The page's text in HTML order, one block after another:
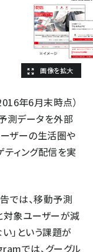
年6月末時点）
測データを外部
ザーの生活圏や
ィング配信を実
では、移動予測
対象ユーザーが減
」という課題が
では、グーグル